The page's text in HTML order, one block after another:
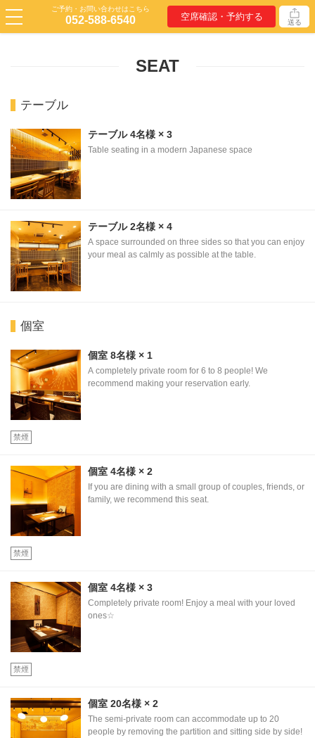
ご予約・お問い合わせはこちら
052-588-6540 空席確認・予約する 送る
SEAT
テーブル
テーブル4名様 × 3
Table seating in a modern Japanese space
テーブル2名様 × 4
A space surrounded on three sides so that you can enjoy
your meal as calmly as possible at the table.
個室
個室 8名様 × 1
A completely private room for 6 to 8 people! We
recommend making your reservation early.
禁煙
個室 4名様 × 2
If you are dining with a small group of couples, friends, or
family, we recommend this seat.
禁煙
個室 4名様 × 3
Completely private room! Enjoy a meal with your loved
ones☆
禁煙
個室 20名様 × 2
The semi-private room can accommodate up to 20
people by removing the partition and sitting side by side!